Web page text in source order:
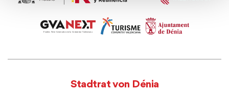
Stadtrat von Dénia